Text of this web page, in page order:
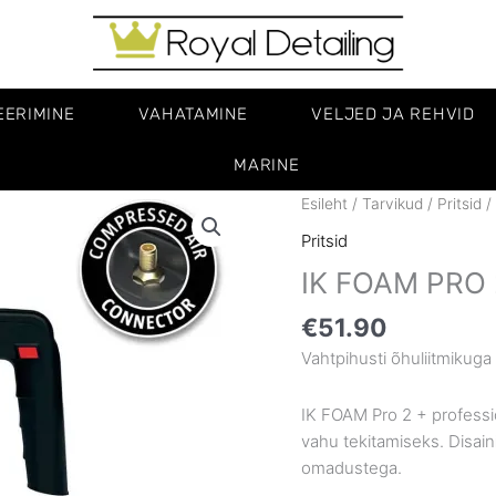
VAHATAMINE VELJED JA REHVID
MARINE
Esileht / Tarvikud / Pritsid /
Pritsid
IK FOAM
€51.90
Vahtpihusti õhuliitmikuga
IK FOAM Pro 2 +
vahu tekitamiseks.
omadustega.
IK
PRO
kogus